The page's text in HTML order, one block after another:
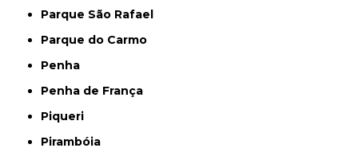
Parque São Rafael
Parque do Carmo
Penha
Penha de França
Piqueri
Pirambóia